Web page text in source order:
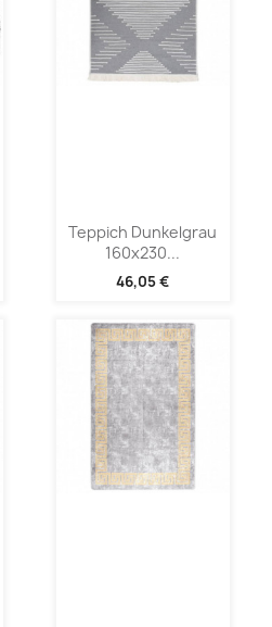
Teppich Dunkelgrau
160x230...
46,05 €